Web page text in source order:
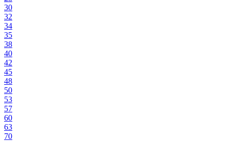
30
32
34
35
38
40
42
45
48
50
53
57
60
63
70